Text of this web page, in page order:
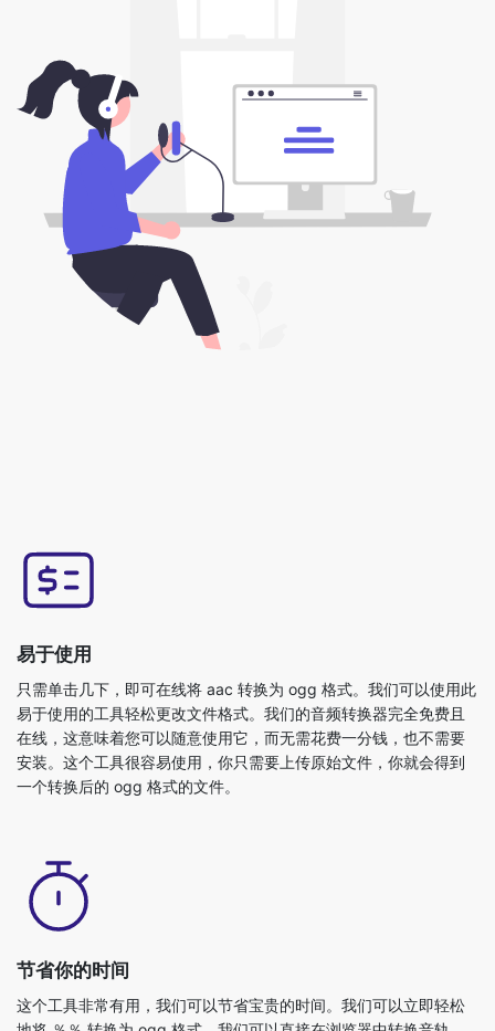
易于使用
只需单击几下，即可在线将 aac 转换为 ogg 格式。我们可以使用此
易于使用的工具轻松更改文件格式。我们的音频转换器完全免费且
在线，这意味着您可以随意使用它，而无需花费一分钱，也不需要
安装。这个工具很容易使用，你只需要上传原始文件，你就会得到
一个转换后的 ogg 格式的文件。
节省你的时间
这个工具非常有用，我们可以节省宝贵的时间。我们可以立即轻松